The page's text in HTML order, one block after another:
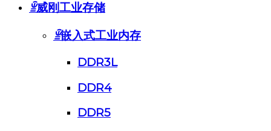
ꁇ威刚工业存储
ꁇ嵌入式工业内存
DDR3L
DDR4
DDR5